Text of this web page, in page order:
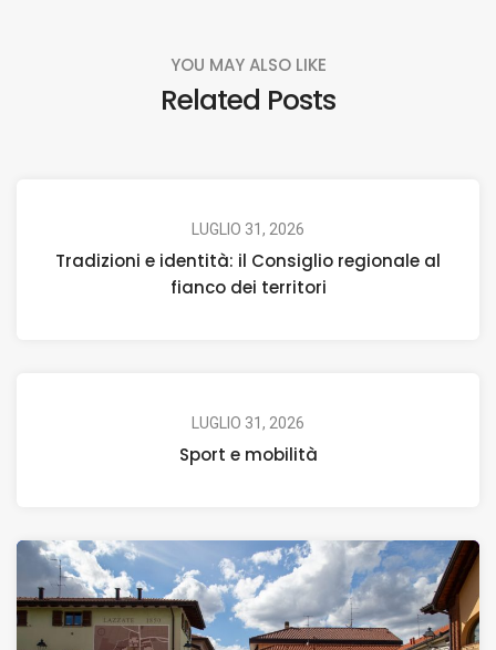
YOU MAY ALSO LIKE
Related Posts
LUGLIO 31, 2026
Tradizioni e identità: il Consiglio regionale al
fianco dei territori
LUGLIO 31, 2026
Sport e mobilità